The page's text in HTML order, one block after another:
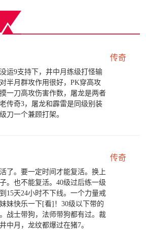
传奇
运9支持下，井中月练级打怪输
半月群攻作用很好，PK穿高攻
一刀高攻伤害作数，屠龙是两者
传奇3，屠龙和霹雷是同级别装
刀一个兼顾打架。
传奇
了。要一定时间才能复活。换上
。也不能复活。40级过后练一级
15天24小时不下线。一个力量戒
妹快乐一下[看]！30级以下带的
战士带狗，法师带狗都有过。裁
中月，龙纹都爆过在猪7。